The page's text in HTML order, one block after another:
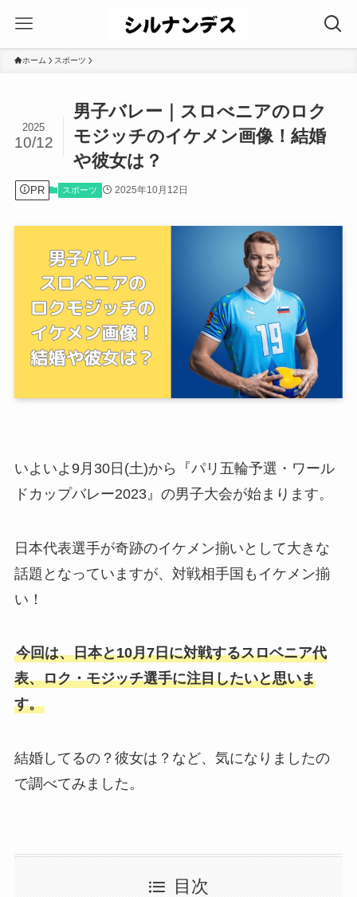
ホーム スポーツ
男子バレー｜スロべニアのロク
モジッチのイケメン画像！結婚
や彼女は？
2025
10/12
PR スポーツ 2025年10月12日
いよいよ9月30日(土)から『パリ五輪予選・ワール
ドカップバレー2023』の男子大会が始まります。
日本代表選手が奇跡のイケメン揃いとして大きな
話題となっていますが、対戦相手国もイケメン揃
い！
今回は、日本と10月7日に対戦するスロベニア代
表、ロク・モジッチ選手に注目したいと思いま
す。
結婚してるの？彼女は？など、気になりましたの
で調べてみました。
目次